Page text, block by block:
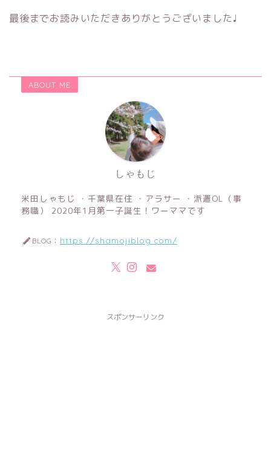
最後までお読みいただきありがとうございました♩
ABOUT ME
しゃもじ
米田しゃもじ ・千葉県在住 ・アラサー ・派遣OL（事
務職） 2020年1月第一子誕生！ワーママです
BLOG： https://shamojiblog.com/
スポンサーリンク